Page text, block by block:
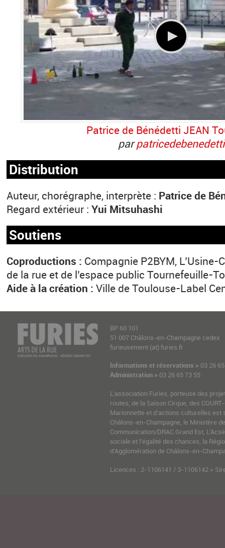
Patrice de Bénédetti JEAN
parpatricedebenedetti
Distribution
Auteur, chorégraphe, interprète : Patrice de
Regard extérieur :Yui Mitsuhashi
Soutiens
Coproductions : Compagnie P2BYM,
de la rue et de l’espace public Tournefeuille-
Aide à la création : Ville de Toulouse-Label
BP 60 101
51 007 Châlons-en-Champagne cedex
furieusement (at) furies.fr
Informations et réservations > 03 26
Administration > 03 26 65 73 55
L’association Furies, porteuse des
routes, de la Saison Cirque, des
Marionnette et d’actions culturelles est
Châlons-en-Champagne, le Ministère
Communication/DRAC Grand Est,
sociale et l’égalité des chances, la
d’Agglomération de Châlons-en-
Licences : 2-1106141 / 3-1106142 >